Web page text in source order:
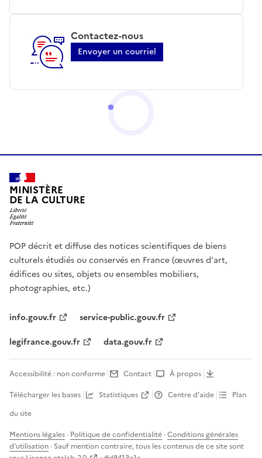
Contactez-nous
Envoyer un courriel
MINISTÈRE
DE LA CULTURE
POP décrit et diffuse des notices scientifiques de biens
culturels étudiés ou conservés en France (œuvres d'art,
édifices ou sites, objets ou ensembles mobiliers,
photographies, etc.)
info.gouv.fr
service-public.gouv.fr
legifrance.gouv.fr
data.gouv.fr
Accessibilité : non conforme Contact
À propos
Télécharger les bases
Statistiques Centre d’aide
Plan
du site
Mentions légales · Politique de confidentialité ·Conditions générales
d'utilisation · Sauf mention contraire, tous les contenus de ce site sont